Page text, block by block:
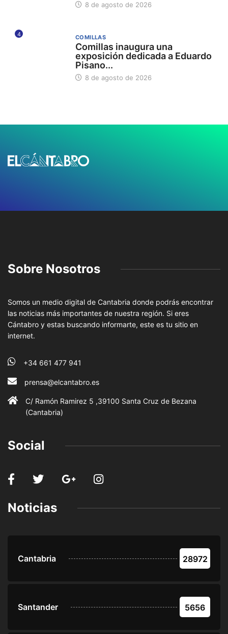
8 de agosto de 2026
4 COMILLAS
Comillas inaugura una
exposición dedicada a Eduardo
Pisano...
8 de agosto de 2026
Sobre Nosotros
Somos un medio digital de Cantabria donde podrás encontrar
las noticias más importantes de nuestra región. Si eres
Cántabro y estas buscando informarte, este es tu sitio en
internet.
+34 661 477 941
prensa@elcantabro.es
C/ Ramón Ramirez 5 ,39100 Santa Cruz de Bezana
(Cantabria)
Social
Noticias
Cantabria 28972
Santander 5656